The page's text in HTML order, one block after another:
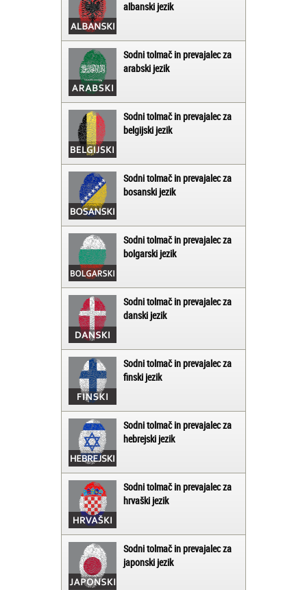
albanski jezik
Sodni tolmač in prevajalec za
arabski jezik
Sodni tolmač in prevajalec za
belgijski jezik
Sodni tolmač in prevajalec za
bosanski jezik
Sodni tolmač in prevajalec za
bolgarski jezik
Sodni tolmač in prevajalec za
danski jezik
Sodni tolmač in prevajalec za
finski jezik
Sodni tolmač in prevajalec za
hebrejski jezik
Sodni tolmač in prevajalec za
hrvaški jezik
Sodni tolmač in prevajalec za
japonski jezik